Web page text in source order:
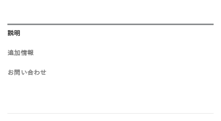
説明
追加情報
お問い合わせ